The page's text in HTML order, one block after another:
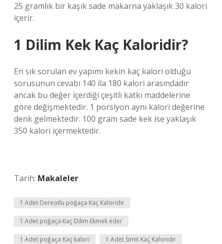
25 gramlık bir kaşık sade makarna yaklaşık 30 kalori
içerir.
1 Dilim Kek Kaç Kaloridir?
En sık sorulan ev yapımı kekin kaç kalori olduğu
sorusunun cevabı 140 ila 180 kalori arasındadır
ancak bu değer içerdiği çeşitli katkı maddelerine
göre değişmektedir. 1 porsiyon aynı kalori değerine
denk gelmektedir. 100 gram sade kek ise yaklaşık
350 kalori içermektedir.
Tarih: Makaleler
1 Adet Dereotlu poğaça Kaç Kaloridir
1 Adet poğaça Kaç Dilim Ekmek eder
1 Adet poğaça Kaç kalori 1 Adet Simit Kaç Kaloridir